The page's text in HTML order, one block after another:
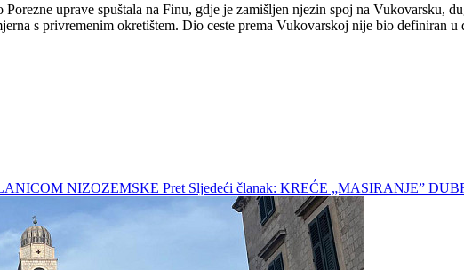
uprave spuštala na Finu, gdje je zamišljen njezin spoj na Vukovarsku,
s privremenim okretištem. Dio ceste prema Vukovarskoj nije bio definiran
NIZOZEMSKE Pret Sljedeći članak: KREĆE „MASIRANJE”